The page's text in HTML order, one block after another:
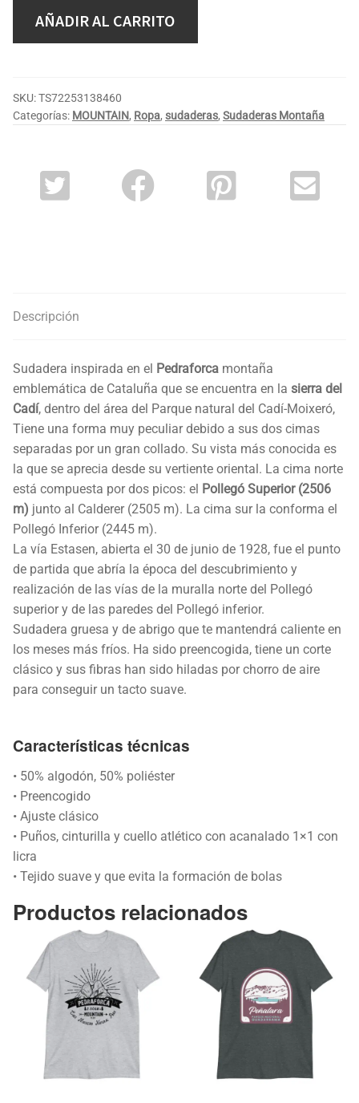
AÑADIR AL CARRITO
SKU:TS72253138460
Categorías: MOUNTAIN, Ropa, sudaderas, Sudaderas Montaña
Descripción
Sudadera inspirada en el Pedraforca montaña
emblemática de Cataluña que se encuentra en la sierra del
Cadí, dentro del área del Parque natural del Cadí-Moixeró,
Tiene una forma muy peculiar debido a sus dos cimas
separadas por un gran collado. Su vista más conocida es
la que se aprecia desde su vertiente oriental. La cima norte
está compuesta por dos picos: el Pollegó Superior (2506
m) junto al Calderer (2505 m). La cima sur la conforma el
Pollegó Inferior (2445 m).
La vía Estasen, abierta el 30 de junio de 1928, fue el punto
de partida que abría la época del descubrimiento y
realización de las vías de la muralla norte del Pollegó
superior y de las paredes del Pollegó inferior.
Sudadera gruesa y de abrigo que te mantendrá caliente en
los meses más fríos. Ha sido preencogida, tiene un corte
clásico y sus fibras han sido hiladas por chorro de aire
para conseguir un tacto suave.
Características técnicas
• 50% algodón, 50% poliéster
• Preencogido
• Ajuste clásico
• Puños, cinturilla y cuello atlético con acanalado 1×1 con
licra
• Tejido suave y que evita la formación de bolas
Productos relacionados